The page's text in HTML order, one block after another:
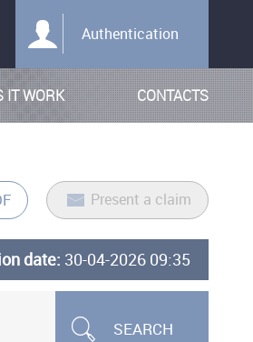
Authentication
IT WORK CONTACTS
Present a claim
date: 30-04-2026 09:35
SEARCH